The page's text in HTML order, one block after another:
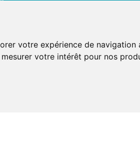
votre expérience de navigation
votre intérêt pour nos